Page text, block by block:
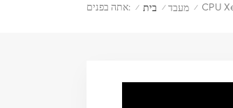
אתה בפנים: / בית / מעבד /